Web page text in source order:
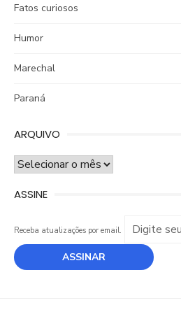
Fatos curiosos
Humor
Marechal
Paraná
ARQUIVO
ARQUIVO
ASSINE
Receba atualizações por email.